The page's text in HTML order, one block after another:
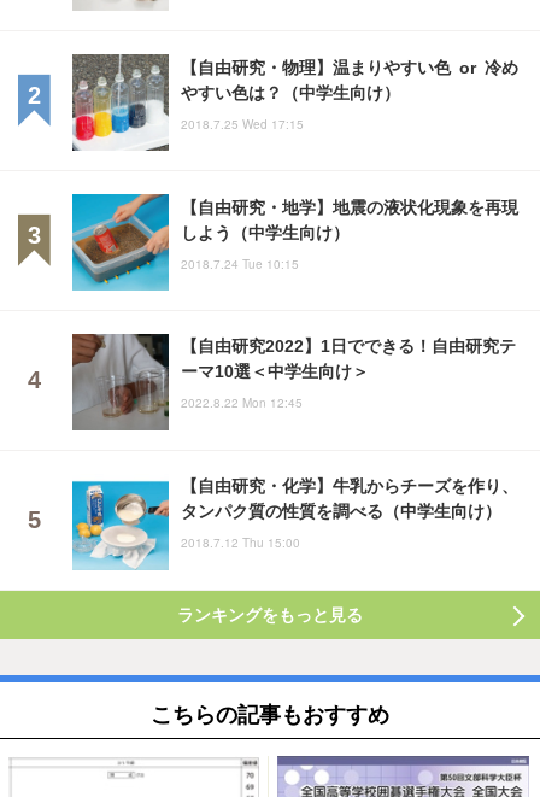
【自由研究・物理】温まりやすい色 or 冷め
やすい色は？（中学生向け）
2018.7.25 Wed 17:15
【自由研究・地学】地震の液状化現象を再現
しよう（中学生向け）
2018.7.24 Tue 10:15
【自由研究2022】1日でできる！自由研究テ
ーマ10選＜中学生向け＞
2022.8.22 Mon 12:45
【自由研究・化学】牛乳からチーズを作り、
タンパク質の性質を調べる（中学生向け）
2018.7.12 Thu 15:00
ランキングをもっと見る
こちらの記事もおすすめ